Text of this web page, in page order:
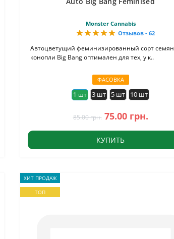
Monster Cannabis
Отзывов - 62
Автоцветущий феминизированный сорт семян
конопли Big Bang оптимален для тех, у к..
ФАСОВКА
1 шт 3 шт 5 шт 10 шт
85.00 грн. 75.00 грн.
КУПИТЬ
ХИТ ПРОДАЖ
ТОП